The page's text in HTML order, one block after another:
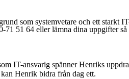
71 51 64 eller lämna dina uppgifter
som systemvetare och ett starkt
IT-ansvarig spänner Henriks
Henrik bidra från dag ett.